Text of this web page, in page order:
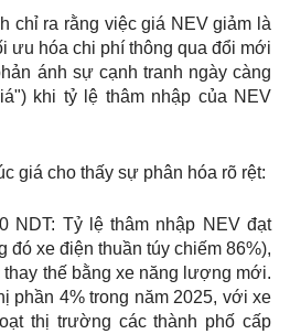
chỉ ra rằng việc giá NEV giảm là
ưu hóa chi phí thông qua đổi mới
ánh sự cạnh tranh ngày càng
khi tỷ lệ thâm nhập của NEV
giá cho thấy sự phân hóa rõ rệt:
NDT: Tỷ lệ thâm nhập NEV đạt
đó xe điện thuần túy chiếm 86%),
thế bằng xe năng lượng mới.
phần 4% trong năm 2025, với xe
thị trường các thành phố cấp